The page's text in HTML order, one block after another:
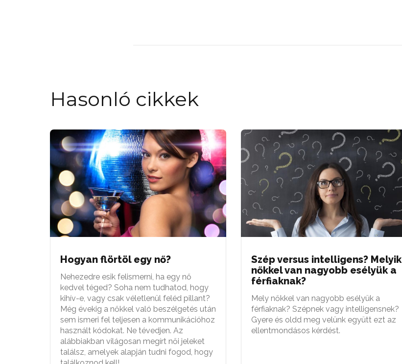
Hasonló cikkek
Hogyan flörtöl egy nő?
Nehezedre esik felismerni, ha egy nő
kedvel téged? Soha nem tudhatod, hogy
kihív-e, vagy csak véletlenül feléd pillant?
Még évekig a nőkkel való beszélgetés után
sem ismeri fel teljesen a kommunikációhoz
használt kódokat. Ne tévedjen. Az
alábbiakban világosan megírt női jeleket
találsz, amelyek alapján tudni fogod, hogy
Szép versus intelligens? Melyik
nőkkel van nagyobb esélyük a
férfiaknak?
Mely nőkkel van nagyobb esélyük a
férfiaknak? Szépnek vagy intelligensnek?
Gyere és oldd meg velünk együtt ezt az
ellentmondásos kérdést.